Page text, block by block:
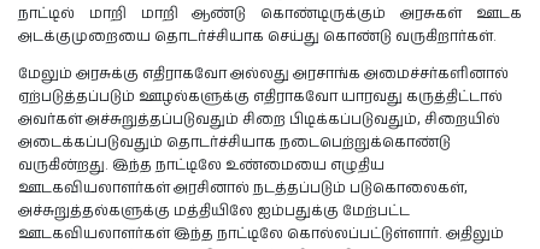
நாட்டில் மாறி மாறி ஆண்டு கொண்டிருக்கும் அரசுகள் ஊடக
அடக்குமுறையை தொடர்ச்சியாக செய்து கொண்டு வருகிறார்கள்.
மேலும் அரசுக்கு எதிராகவோ அல்லது அரசாங்க அமைச்சர்களினால்
ஏற்படுத்தப்படும் ஊழல்களுக்கு எதிராகவோ யாரவது கருத்திட்டால்
அவர்கள் அச்சுறுத்தப்படுவதும் சிறை பிடிக்கப்படுவதும், சிறையில்
அடைக்கப்படுவதும் தொடர்ச்சியாக நடைபெற்றுக்கொண்டு
வருகின்றது. இந்த நாட்டிலே உண்மையை எழுதிய
ஊடகவியலாளர்கள் அரசினால் நடத்தப்படும் படுகொலைகள்,
அச்சுறுத்தல்களுக்கு மத்தியிலே ஐம்பதுக்கு மேற்பட்ட
ஊடகவியலாளர்கள் இந்த நாட்டிலே கொல்லப்பட்டுள்ளார். அதிலும்